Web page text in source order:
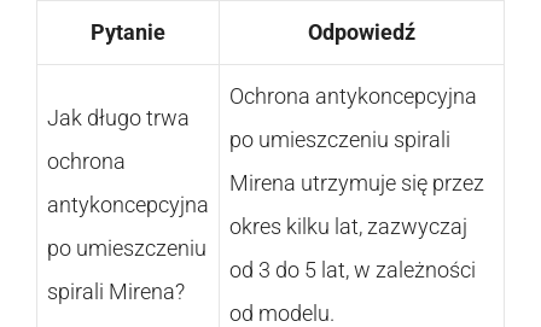
Pytanie Odpowiedź
Jak długo trwa
ochrona
antykoncepcyjna
po umieszczeniu
spirali Mirena?
Ochrona antykoncepcyjna
po umieszczeniu spirali
Mirena utrzymuje się przez
okres kilku lat, zazwyczaj
od 3 do 5 lat, w zależności
od modelu.